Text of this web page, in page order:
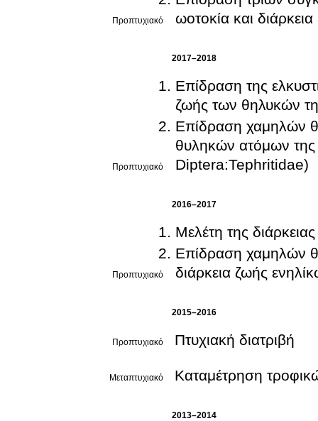
Προπτυχιακό
ωοτοκία και
2017–2018
Προπτυχιακό
Επίδραση της
ζωής των θηλυκών
Επίδραση χαμηλών
θυληκών ατόμων
Diptera:Tephritidae)
2016–2017
Προπτυχιακό
Μελέτη της
Επίδραση χαμηλών
διάρκεια ζωής
2015–2016
Προπτυχιακό Πτυχιακή διατριβή
Μεταπτυχιακό Καταμέτρηση
2013–2014